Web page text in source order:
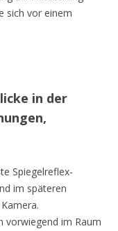
sich vor einem
in der
Spiegelreflex-
im späteren
vorwiegend im Raum